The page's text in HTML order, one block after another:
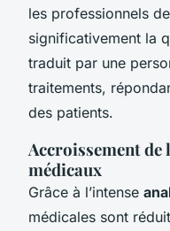
les professionnels
significativement la
traduit par une
traitements,
des patients.
Accroissement de
médicaux
Grâce à l’intense
médicales sont